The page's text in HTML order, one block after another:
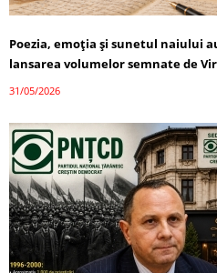
Poezia, emoția și sunetul naiului
lansarea volumelor semnate de
31/05/2026